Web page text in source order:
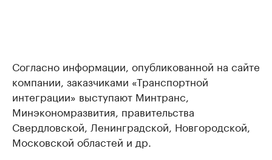
Согласно информации, опубликованной на сайте
компании, заказчиками «Транспортной
интеграции» выступают Минтранс,
Минэкономразвития, правительства
Свердловской, Ленинградской, Новгородской,
Московской областей и др.